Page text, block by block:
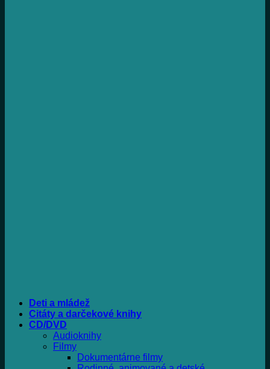
Deti a mládež
Citáty a darčekové knihy
CD/DVD
Audioknihy
Filmy
Dokumentárne filmy